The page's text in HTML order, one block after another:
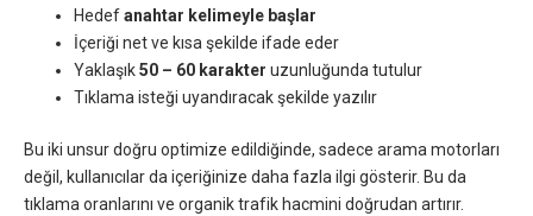
Hedefanahtar kelimeyle başlar
İçeriği net ve kısa şekilde ifade eder
Yaklaşık50 – 60 karakter uzunluğunda tutulur
Tıklama isteği uyandıracak şekilde yazılır
Bu iki unsur doğru optimize edildiğinde, sadece arama motorları
değil, kullanıcılar da içeriğinize daha fazla ilgi gösterir. Bu da
tıklama oranlarını ve organik trafik hacmini doğrudan artırır.